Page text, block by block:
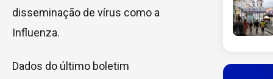
disseminação de vírus como a
Influenza.
Dados do último boletim